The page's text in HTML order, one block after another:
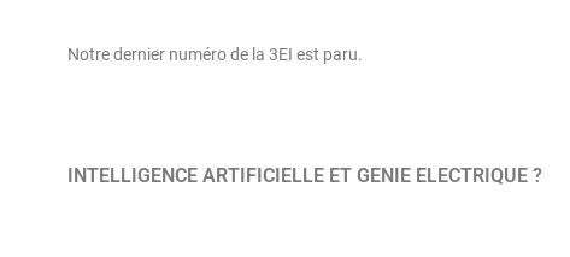
Notre dernier numéro de la 3EI est paru.
INTELLIGENCE ARTIFICIELLE ET GENIE ELECTRIQUE ?